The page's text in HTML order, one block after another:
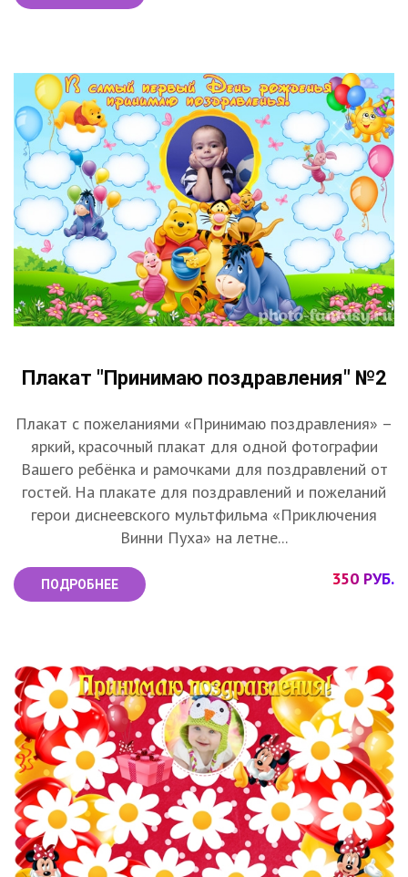
Плакат "Принимаю поздравления" №2
Плакат с пожеланиями «Принимаю поздравления» –
яркий, красочный плакат для одной фотографии
Вашего ребёнка и рамочками для поздравлений от
гостей. На плакате для поздравлений и пожеланий
герои диснеевского мультфильма «Приключения
Винни Пуха» на летне...
ПОДРОБНЕЕ 350 РУБ.